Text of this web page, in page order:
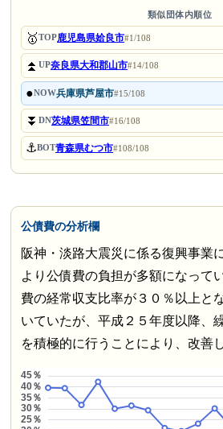
類似団体内順位
🥇TOP鹿児島県姶良市#1/108
⏫UP奈良県大和郡山市#14/108
●NOW兵庫県芦屋市#15/108
⏬DN茨城県笠間市#16/108
⚓BOT青森県むつ市#108/108
公債費の分析欄
阪神・淡路大震災に係る復興事業
より公債費の負担が多額になって
費の経常収支比率が３０％以上と
いていたが、平成２５年度以降、
を積極的に行うことにより、改善